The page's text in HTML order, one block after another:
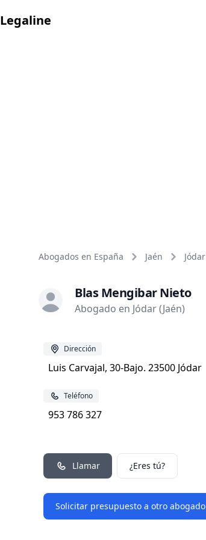
Legaline
Abogados en España Jaén Jódar
Blas Mengibar Nieto
Abogado en Jódar (Jaén)
Dirección
Luis Carvajal, 30-Bajo. 23500 Jódar
Teléfono
953 786 327
Llamar ¿Eres tú?
Solicitar presupuesto a otro abogado